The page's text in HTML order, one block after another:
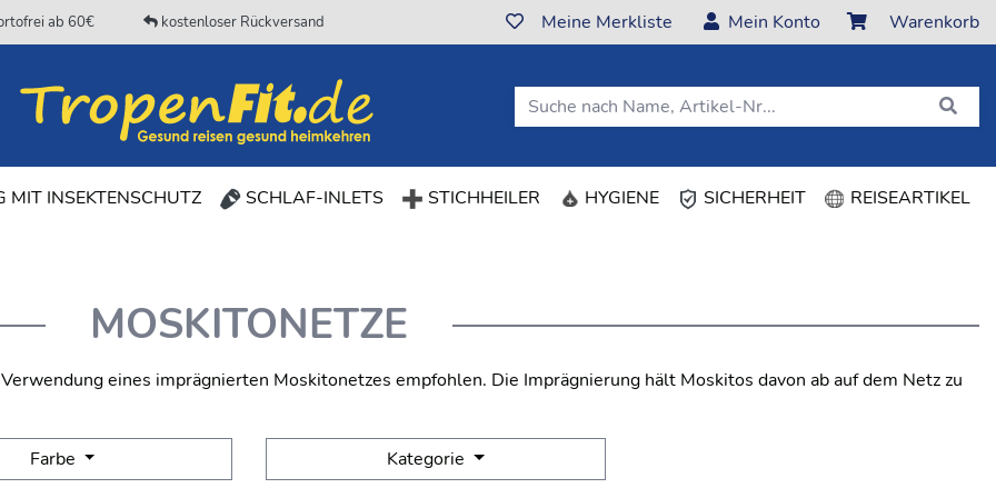
ab 60€ kostenloser Rückversand Meine Merkliste Mein Konto Warenkorb
MIT INSEKTENSCHUTZ SCHLAF-INLETS STICHHEILER HYGIENE SICHERHEIT REISEARTIKEL
MOSKITONETZE
eines imprägnierten Moskitonetzes empfohlen. Die Imprägnierung hält Moskitos davon ab auf dem Netz zu
Farbe Kategorie